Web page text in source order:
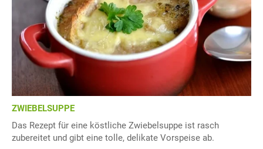
ZWIEBELSUPPE
Das Rezept für eine köstliche Zwiebelsuppe ist rasch
zubereitet und gibt eine tolle, delikate Vorspeise ab.